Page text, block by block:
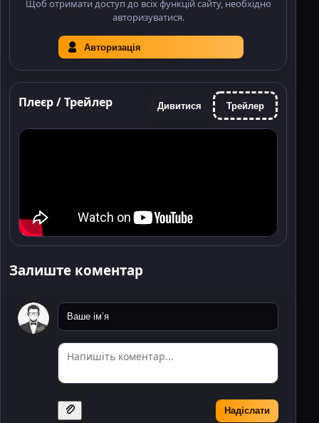
Щоб отримати доступ до всіх функцій сайту, необхідно
авторизуватися.
Авторизація
Плеєр / Трейлер Дивитися Трейлер
Залиште коментар
Надіслати